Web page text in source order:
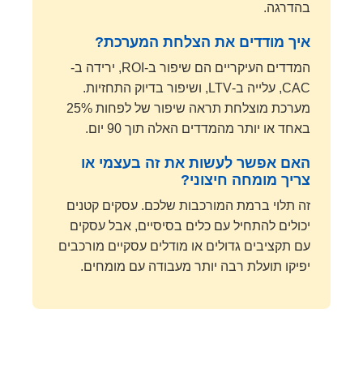
בהדרגה.
איך מודדים את הצלחת המערכת?
המדדים העיקריים הם שיפור ב-ROI, ירידה ב-
CAC, עלייה ב-LTV, ושיפור בדיוק התחזיות.
מערכת מוצלחת תראה שיפור של לפחות 25%
באחד או יותר מהמדדים האלה תוך 90 יום.
האם אפשר לעשות את זה בעצמי או
צריך מומחה חיצוני?
זה תלוי ברמת המורכבות שלכם. עסקים קטנים
יכולים להתחיל עם כלים בסיסיים, אבל עסקים
עם תקציבים גדולים או מודלים עסקיים מורכבים
יפיקו תועלת רבה יותר מעבודה עם מומחים.